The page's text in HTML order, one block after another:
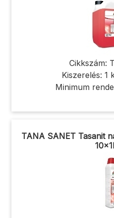
Cikkszám:
Kiszerelés: 1
Minimum
TANA SANET Tasanit